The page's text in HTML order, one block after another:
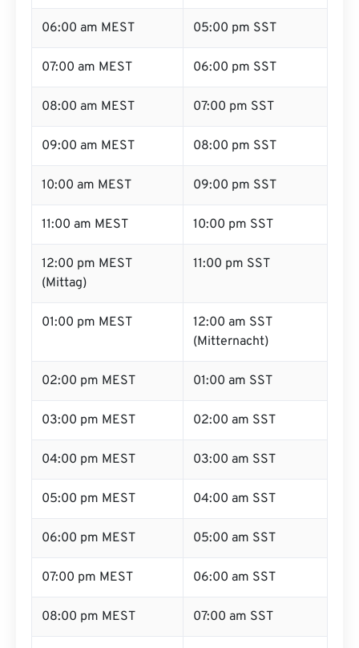
06:00 am MEST 05:00 pm SST
07:00 am MEST 06:00 pm SST
08:00 am MEST 07:00 pm SST
09:00 am MEST 08:00 pm SST
10:00 am MEST 09:00 pm SST
11:00 am MEST 10:00 pm SST
12:00 pm MEST
(Mittag)
11:00 pm SST
01:00 pm MEST
12:00 am SST
(Mitternacht)
02:00 pm MEST 01:00 am SST
03:00 pm MEST 02:00 am SST
04:00 pm MEST 03:00 am SST
05:00 pm MEST 04:00 am SST
06:00 pm MEST 05:00 am SST
07:00 pm MEST 06:00 am SST
08:00 pm MEST 07:00 am SST